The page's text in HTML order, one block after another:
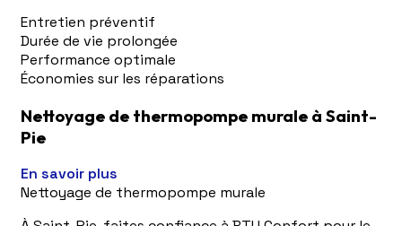
Entretien préventif
Durée de vie prolongée
Performance optimale
Économies sur les réparations
Nettoyage de thermopompe murale à Saint-
Pie
En savoir plus
Nettoyage de thermopompe murale